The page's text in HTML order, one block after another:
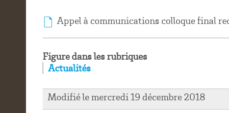
Appel à communications colloque final
Figure dans les rubriques
Actualités
Modifié le mercredi 19 décembre 2018